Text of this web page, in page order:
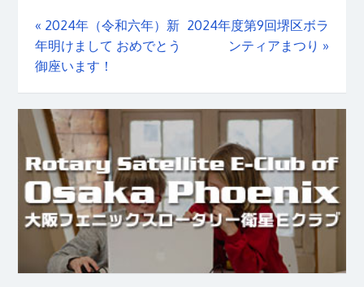
« 2024年（令和六年）新
年明けまして おめでとう
御座います！
2024年度第9回堺区ボラ
ンティアまつり »